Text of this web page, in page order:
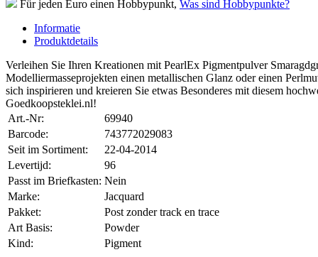
Für jeden Euro einen Hobbypunkt, Was sind Hobbypunkte?
Informatie
Produktdetails
Verleihen Sie Ihren Kreationen mit PearlEx Pigmentpulver
Modelliermasseprojekten einen metallischen Glanz oder einen
sich inspirieren und kreieren Sie etwas Besonderes mit diesem
Goedkoopsteklei.nl!
Art.-Nr:
69940
Barcode:
743772029083
Seit im Sortiment:
22-04-2014
Levertijd:
96
Passt im Briefkasten: Nein
Marke:
Jacquard
Pakket:
Post zonder track en trace
Art Basis:
Powder
Kind:
Pigment